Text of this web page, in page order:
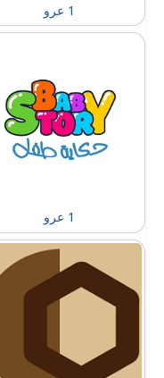
1 عرو
1 عرو